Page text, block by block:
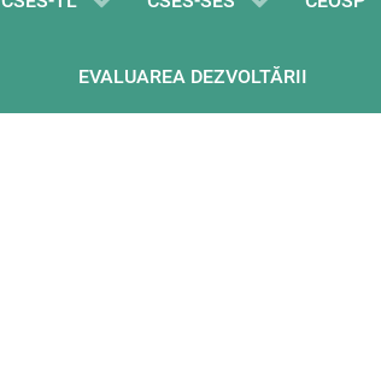
EVALUAREA DEZVOLTĂRII